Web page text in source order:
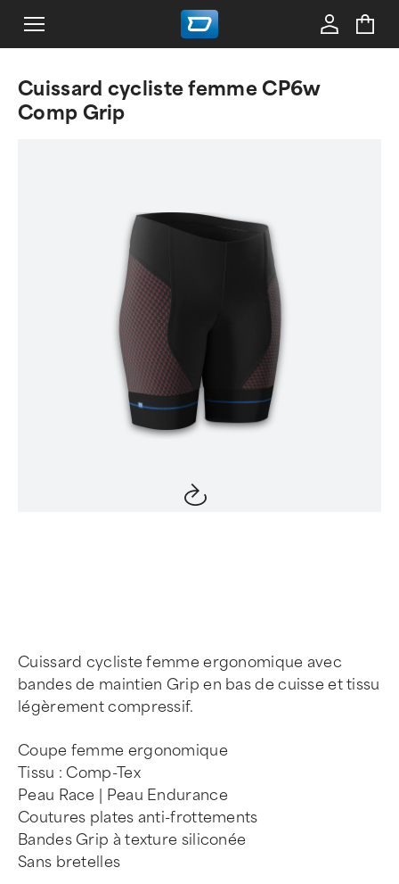
Cuissard cycliste femme CP6w
Comp Grip
Cuissard cycliste femme ergonomique avec
bandes de maintien Grip en bas de cuisse et tissu
légèrement compressif.
Coupe femme ergonomique
Tissu : Comp-Tex
Peau Race | Peau Endurance
Coutures plates anti-frottements
Bandes Grip à texture siliconée
Sans bretelles